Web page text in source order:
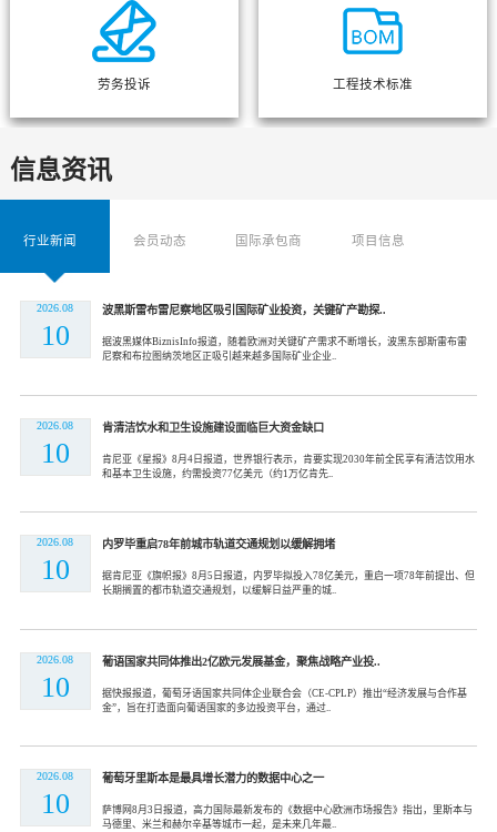
劳务投诉 工程技术标准
信息资讯
行业新闻 会员动态 国际承包商 项目信息
2026.08
10
波黑斯雷布雷尼察地区吸引国际矿业投资，关键矿产勘探..
据波黑媒体BiznisInfo报道，随着欧洲对关键矿产需求不断增长，波黑东部斯雷布雷
尼察和布拉图纳茨地区正吸引越来越多国际矿业企业..
2026.08
10
肯清洁饮水和卫生设施建设面临巨大资金缺口
肯尼亚《星报》8月4日报道，世界银行表示，肯要实现2030年前全民享有清洁饮用水
和基本卫生设施，约需投资77亿美元（约1万亿肯先..
2026.08
10
内罗毕重启78年前城市轨道交通规划以缓解拥堵
据肯尼亚《旗帜报》8月5日报道，内罗毕拟投入78亿美元，重启一项78年前提出、但
长期搁置的都市轨道交通规划，以缓解日益严重的城..
2026.08
10
葡语国家共同体推出2亿欧元发展基金，聚焦战略产业投..
据快报报道，葡萄牙语国家共同体企业联合会（CE-CPLP）推出“经济发展与合作基
金”，旨在打造面向葡语国家的多边投资平台，通过..
2026.08
10
葡萄牙里斯本是最具增长潜力的数据中心之一
萨博网8月3日报道，高力国际最新发布的《数据中心欧洲市场报告》指出，里斯本与
马德里、米兰和赫尔辛基等城市一起，是未来几年最..